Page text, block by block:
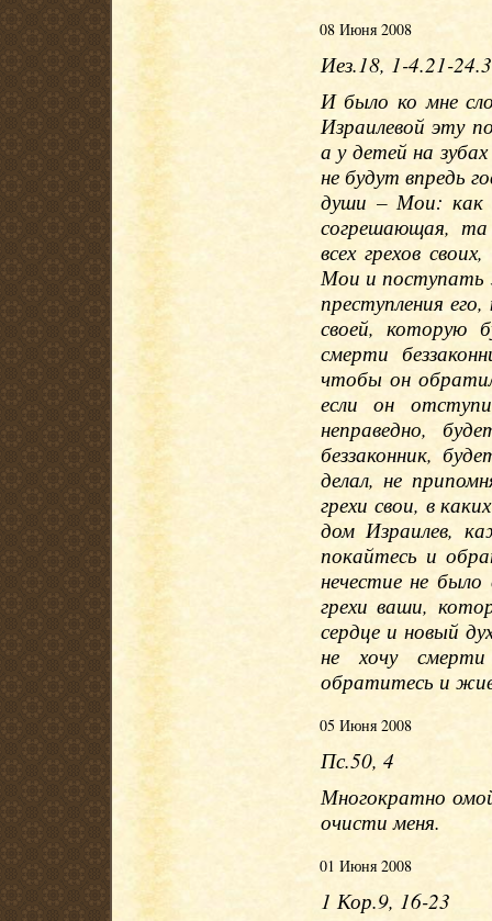
08 Июня 2008
Иез.18, 1-4.21-
И было ко мне
Израилевой эту
а у детей на
не будут впредь
души – Мои:
согрешающая,
всех грехов
Мои и поступать
преступления
своей, которую
смерти
чтобы он
если он
неправедно,
беззаконник,
делал, не
грехи свои, в
дом Израилев,
покайтесь и
нечестие не
грехи ваши,
сердце и новый
не хочу
обратитесь и
05 Июня 2008
Пс.50, 4
Многократно
очисти меня.
01 Июня 2008
1 Кор.9, 16-23